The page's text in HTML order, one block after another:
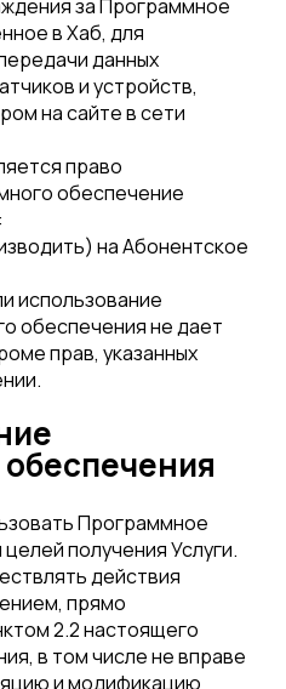
за Программное
в Хаб, для
данных
и устройств,
на сайте в сети
право
обеспечение
на Абонентское
использование
обеспечения не дает
прав, указанных
Программное
получения Услуги.
действия
прямо
2.2 настоящего
в том числе не вправе
и модификацию